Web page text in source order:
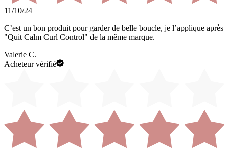
11/10/24
C’est un bon produit pour garder de belle boucle, je l’applique après
"Quit Calm Curl Control" de la même marque.
Valerie C.
Acheteur vérifié